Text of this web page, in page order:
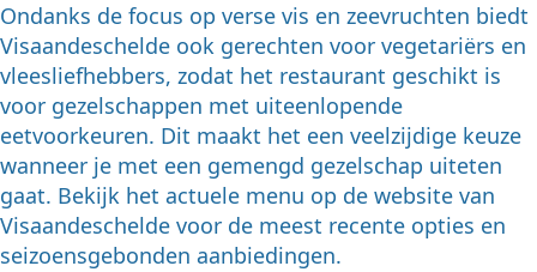
Ondanks de focus op verse vis en zeevruchten biedt
Visaandeschelde ook gerechten voor vegetariërs en
vleesliefhebbers, zodat het restaurant geschikt is
voor gezelschappen met uiteenlopende
eetvoorkeuren. Dit maakt het een veelzijdige keuze
wanneer je met een gemengd gezelschap uiteten
gaat. Bekijk het actuele menu op de website van
Visaandeschelde voor de meest recente opties en
seizoensgebonden aanbiedingen.